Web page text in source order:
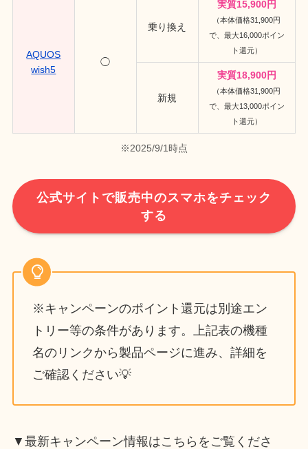
AQUOS
wish5
◯
乗り換え
実質15,900円
（本体価格31,900円
で、最大16,000ポイン
ト還元）
新規
実質18,900円
（本体価格31,900円
で、最大13,000ポイン
ト還元）
※2025/9/1時点
公式サイトで販売中のスマホをチェック
する
※キャンペーンのポイント還元は別途エン
トリー等の条件があります。上記表の機種
名のリンクから製品ページに進み、詳細を
ご確認ください💡
▼最新キャンペーン情報はこちらをご覧くださ